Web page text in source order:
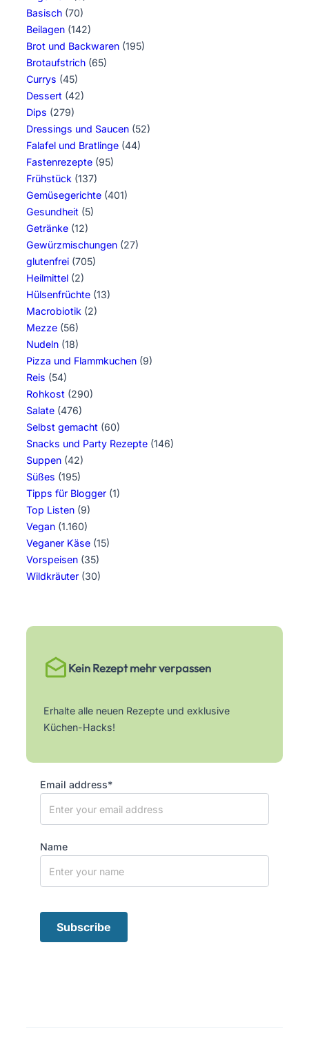
Basisch (70)
Beilagen (142)
Brot und Backwaren (195)
Brotaufstrich (65)
Currys (45)
Dessert (42)
Dips (279)
Dressings und Saucen (52)
Falafel und Bratlinge (44)
Fastenrezepte (95)
Frühstück (137)
Gemüsegerichte (401)
Gesundheit (5)
Getränke (12)
Gewürzmischungen (27)
glutenfrei (705)
Heilmittel (2)
Hülsenfrüchte (13)
Macrobiotik (2)
Mezze (56)
Nudeln (18)
Pizza und Flammkuchen (9)
Reis (54)
Rohkost (290)
Salate (476)
Selbst gemacht (60)
Snacks und Party Rezepte (146)
Suppen (42)
Süßes (195)
Tipps für Blogger (1)
Top Listen (9)
Vegan (1.160)
Veganer Käse (15)
Vorspeisen (35)
Wildkräuter (30)
Kein Rezept mehr verpassen
Erhalte alle neuen Rezepte und exklusive
Küchen-Hacks!
Email address*
Name